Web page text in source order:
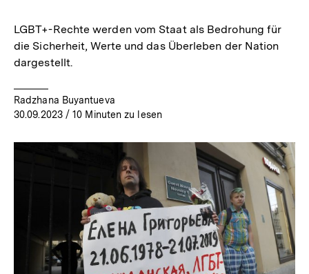
LGBT+-Rechte werden vom Staat als Bedrohung für
die Sicherheit, Werte und das Überleben der Nation
dargestellt.
Radzhana Buyantueva
30.09.2023/ 10 Minuten zu lesen